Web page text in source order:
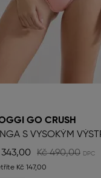
GO CRUSH
343,00 Kč 490,00
Kč 147,00